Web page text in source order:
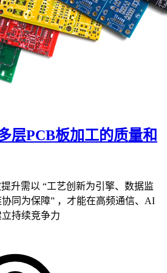
层PCB板加工的质量和
升需以 “工艺创新为引擎、数据监
同为保障” ，才能在高频通信、AI
持续竞争力